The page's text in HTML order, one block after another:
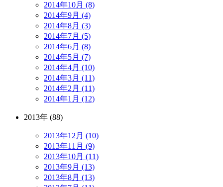
2014年10月 (8)
2014年9月 (4)
2014年8月 (3)
2014年7月 (5)
2014年6月 (8)
2014年5月 (7)
2014年4月 (10)
2014年3月 (11)
2014年2月 (11)
2014年1月 (12)
2013年 (88)
2013年12月 (10)
2013年11月 (9)
2013年10月 (11)
2013年9月 (13)
2013年8月 (13)